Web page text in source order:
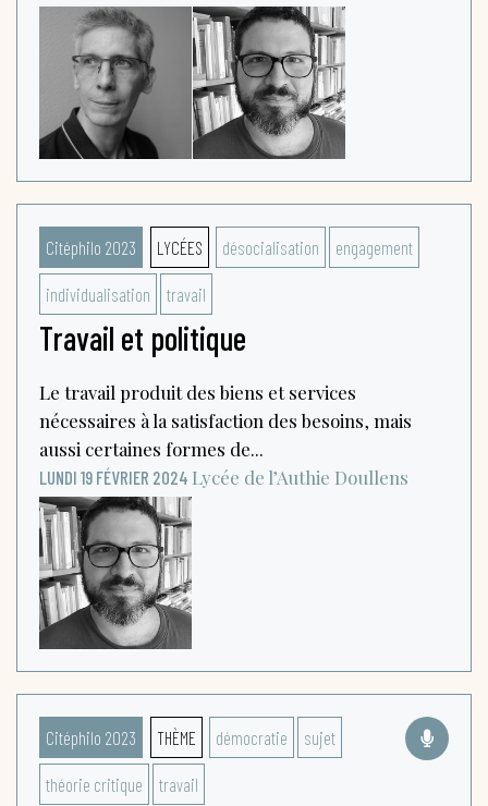
Citéphilo 2023 LYCÉES désocialisation engagement
individualisation travail
Travail et politique
Le travail produit des biens et services
nécessaires à la satisfaction des besoins, mais
aussi certaines formes de...
LUNDI 19 FÉVRIER 2024 Lycée de l’Authie Doullens
Citéphilo 2023 THÈME démocratie sujet
théorie critique travail